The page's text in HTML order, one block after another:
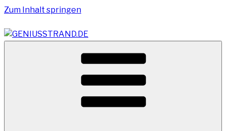
Zum Inhalt springen
GENIUSSTRAND.DE
Vom Geniusstrand zum JadeWeserPort/Container
Terminal Wilhelmshaven